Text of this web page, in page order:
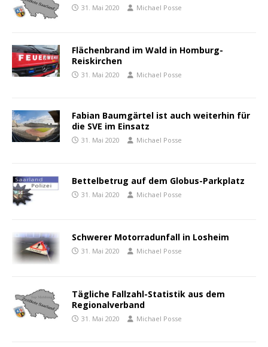
31. Mai 2020 Michael Posse
Flächenbrand im Wald in Homburg-
Reiskirchen
31. Mai 2020 Michael Posse
Fabian Baumgärtel ist auch weiterhin für
die SVE im Einsatz
31. Mai 2020 Michael Posse
Bettelbetrug auf dem Globus-Parkplatz
31. Mai 2020 Michael Posse
Schwerer Motorradunfall in Losheim
31. Mai 2020 Michael Posse
Tägliche Fallzahl-Statistik aus dem
Regionalverband
31. Mai 2020 Michael Posse